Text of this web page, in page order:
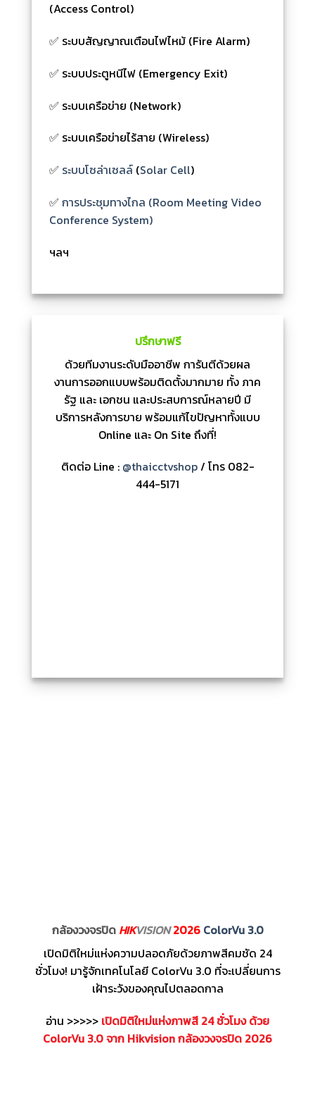
(Access Control)
✅ ระบบสัญญาณเตือนไฟไหม้ (Fire Alarm)
✅ ระบบประตูหนีไฟ (Emergency Exit)
✅ ระบบเครือข่าย (Network)
✅ ระบบเครือข่ายไร้สาย (Wireless)
✅ ระบบโซล่าเซลล์ (Solar Cell)
✅ การประชุมทางไกล (Room Meeting Video
Conference System)
ฯลฯ
ปรึกษาฟรี
ด้วยทีมงานระดับมืออาชีพ การันตีด้วยผล
งานการออกแบบพร้อมติดตั้งมากมาย ทั้ง ภาค
รัฐ และ เอกชน และประสบการณ์หลายปี มี
บริการหลังการขาย พร้อมแก้ไขปัญหาทั้งแบบ
Online และ On Site ถึงที่!
ติดต่อ Line : @thaicctvshop/ โทร 082-
444-5171
กล้องวงจรปิด HIKVISION 2026 ColorVu 3.0
เปิดมิติใหม่แห่งความปลอดภัยด้วยภาพสีคมชัด 24
ชั่วโมง! มารู้จักเทคโนโลยี ColorVu 3.0 ที่จะเปลี่ยนการ
เฝ้าระวังของคุณไปตลอดกาล
อ่าน >>>>> เปิดมิติใหม่แห่งภาพสี 24 ชั่วโมง ด้วย
ColorVu 3.0 จาก Hikvision กล้องวงจรปิด 2026